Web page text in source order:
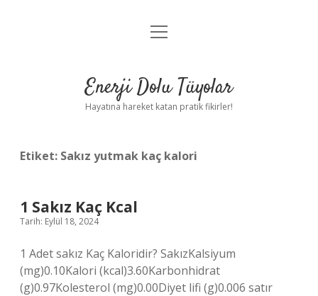
Anasayfa
Yasal Uyarı
menüyü
Enerji Dolu Tüyolar
Hayatına hareket katan pratik fikirler!
Etiket: Sakız yutmak kaç kalori
1 Sakız Kaç Kcal
Tarih: Eylül 18, 2024
1 Adet sakız Kaç Kaloridir? SakızKalsiyum
(mg)0.10Kalori (kcal)3.60Karbonhidrat
(g)0.97Kolesterol (mg)0.00Diyet lifi (g)0.006 satır